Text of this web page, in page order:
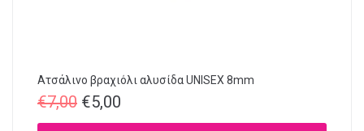
Ατσάλινο βραχιόλι αλυσίδα UNISEX 8mm
€7,00 €5,00